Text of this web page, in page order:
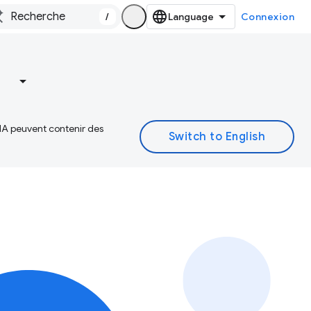
/ Connexion
peuvent contenir des